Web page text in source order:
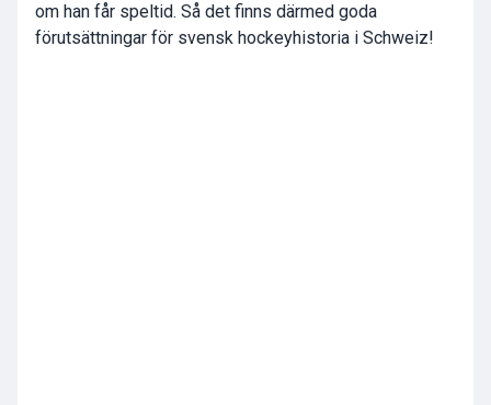
om han får speltid. Så det finns därmed goda
förutsättningar för svensk hockeyhistoria i Schweiz!